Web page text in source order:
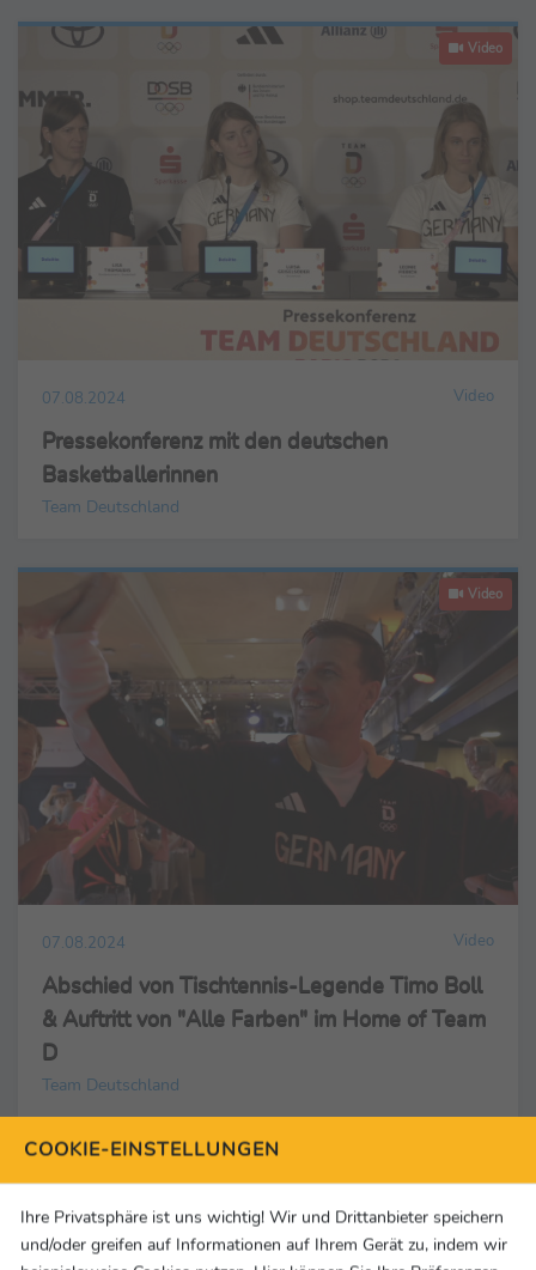
Video
07.08.2024 Video
Pressekonferenz mit den deutschen
Basketballerinnen
Team Deutschland
Video
07.08.2024 Video
Abschied von Tischtennis-Legende Timo Boll
& Auftritt von "Alle Farben" im Home of Team
D
Team Deutschland
COOKIE-EINSTELLUNGEN
Ihre Privatsphäre ist uns wichtig! Wir und Drittanbieter speichern
und/oder greifen auf Informationen auf Ihrem Gerät zu, indem wir